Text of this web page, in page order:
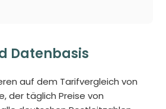
Datenbasis
auf dem Tarifvergleich von
der täglich Preise von